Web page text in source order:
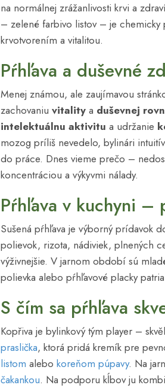
na normálnej zrážanlivosti krvi a
– zelené farbivo listov – je chemicky
krvotvorením a vitalitou.
Pŕhľava a duševné
Menej známou, ale zaujímavou
zachovaniu vitality a duševnej
intelektuálnu aktivitu a udržanie
mozog príliš nevedelo, bylinári
do práce. Dnes vieme prečo –
koncentráciou a výkyvmi nálady.
Pŕhľava v kuchyni –
Sušená pŕhľava je výborný prídavok
polievok, rizota, nádiviek, plnených
výživnejšie. V jarnom období sú
polievka alebo pŕhľavové placky
S čím sa pŕhľava
Kopřiva je bylinkový tým player –
praslička, ktorá pridá kremík pre
listom alebo koreňom púpavy. Na
čakankou. Na podporu kĺbov ju